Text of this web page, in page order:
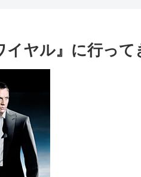
イヤル』に行って